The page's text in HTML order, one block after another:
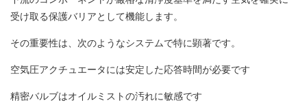
受け取る保護バリアとして機能します。
その重要性は、次のようなシステムで特に顕著です。
空気圧アクチュエータには安定した応答時間が必要です
精密バルブはオイルミストの汚れに敏感です